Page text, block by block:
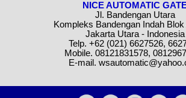
NICE AUTOMATIC
Jl. Bandengan Utara
Kompleks Bandengan Indah Blok
Jakarta Utara - Indonesia
Telp. +62 (021) 6627526,
Mobile. 08121831578,
E-mail.